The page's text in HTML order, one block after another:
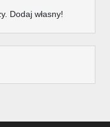
Dodaj własny!